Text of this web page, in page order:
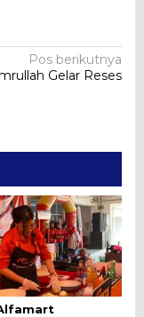
Pos berikutnya
Gelar Reses